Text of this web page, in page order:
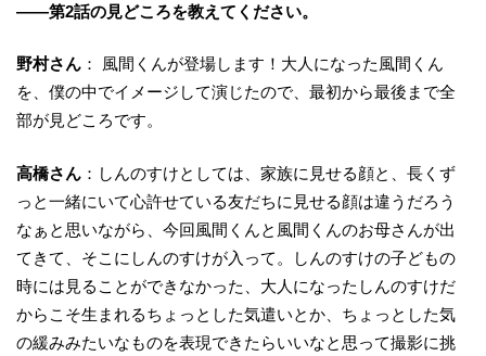
——第2話の見どころを教えてください。
野村さん ： 風間くんが登場します！大人になった風間くん
を、僕の中でイメージして演じたので、最初から最後まで全
部が見どころです。
高橋さん ：しんのすけとしては、家族に見せる顔と、長くず
っと一緒にいて心許せている友だちに見せる顔は違うだろう
なぁと思いながら、今回風間くんと風間くんのお母さんが出
てきて、そこにしんのすけが入って。しんのすけの子どもの
時には見ることができなかった、大人になったしんのすけだ
からこそ生まれるちょっとした気遣いとか、ちょっとした気
の緩みみたいなものを表現できたらいいなと思って撮影に挑